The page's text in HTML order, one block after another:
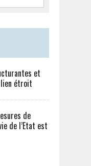
et
lien étroit
de
de l’Etat est